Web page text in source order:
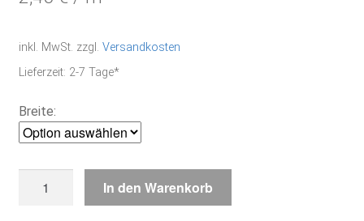
inkl. MwSt. zzgl. Versandkosten
Lieferzeit: 2-7 Tage*
Breite:
In den Warenkorb